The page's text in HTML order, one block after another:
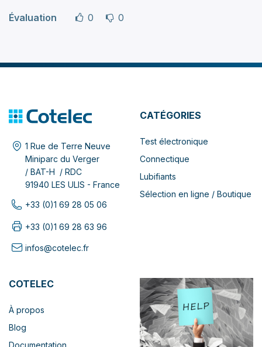
Évaluation 0 0
1 Rue de Terre Neuve
Miniparc du Verger
/ BAT-H / RDC
91940 LES ULIS - France
+33 (0)1 69 28 05 06
+33 (0)1 69 28 63 96
infos@cotelec.fr
CATÉGORIES
Test électronique
Connectique
Lubifiants
Sélection en ligne / Boutique
COTELEC
À propos
Blog
Documentation